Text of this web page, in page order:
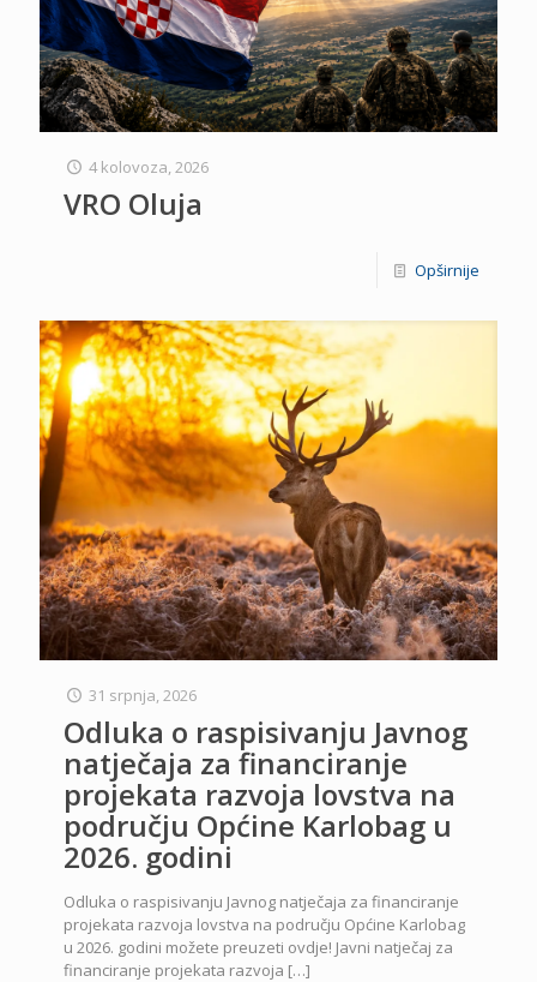
4 kolovoza, 2026
VRO Oluja
Opširnije
31 srpnja, 2026
Odluka o raspisivanju Javnog
natječaja za financiranje
projekata razvoja lovstva na
području Općine Karlobag u
2026. godini
Odluka o raspisivanju Javnog natječaja za financiranje
projekata razvoja lovstva na području Općine Karlobag
u 2026. godini možete preuzeti ovdje! Javni natječaj za
financiranje projekata razvoja […]